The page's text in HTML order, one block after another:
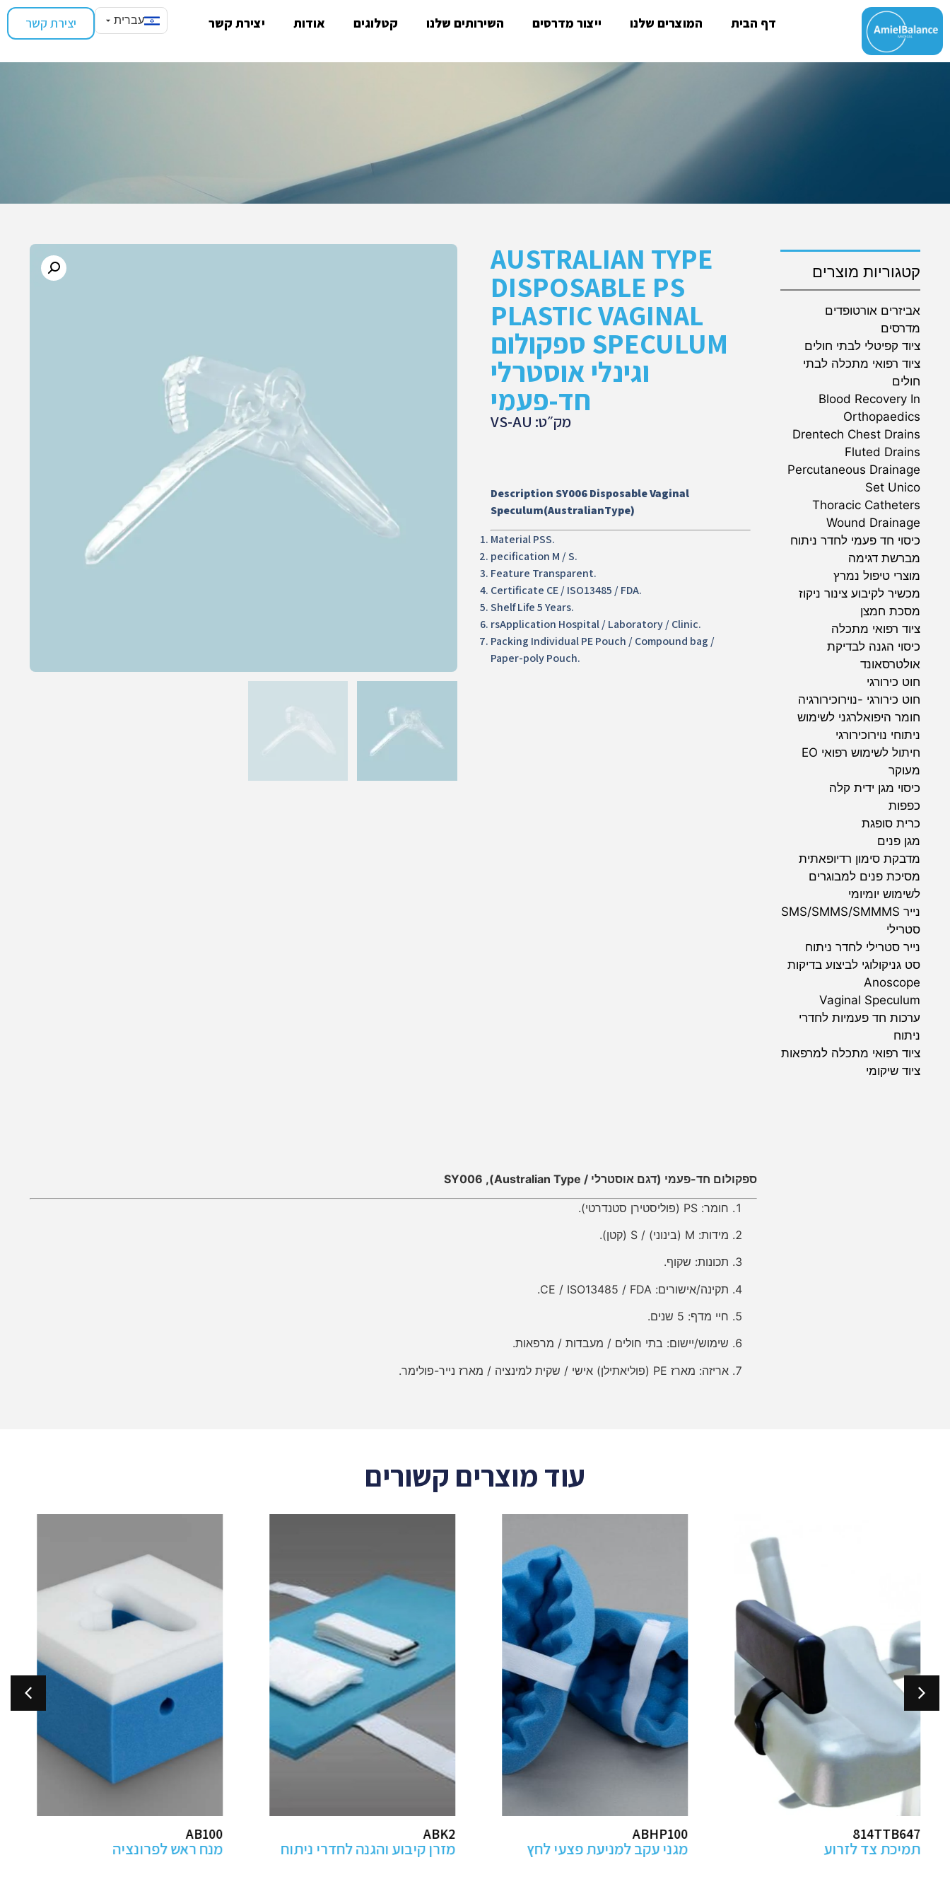
דף הבית המוצרים שלנו ייצור מדרסים השירותים שלנו קטלוגים אודות יצירת קשר יצירת קשר עברית
קטגוריות מוצרים
אביזרים אורטופדים
מדרסים
ציוד קפיטלי לבתי חולים
ציוד רפואי מתכלה לבתי
חולים
Blood Recovery In
Orthopaedics
Drentech Chest Drains
Fluted Drains
Percutaneous Drainage
Set Unico
Thoracic Catheters
Wound Drainage
כיסוי חד פעמי לחדר ניתוח
מברשת דגימה
מוצרי טיפול נמרץ
מכשיר לקיבוע צינור ניקוז
מסכת חמצן
ציוד רפואי מתכלה
כיסוי הגנה לבדיקת
אולטרסאונד
חוט כירורגי
חוט כירורגי -נוירוכירורגיה
חומר היפואלרגני לשימוש
ניתוחי נוירוכירורגי
חיתול לשימוש רפואי EO
מעוקר
כיסוי מגן ידית קלה
כפפות
כרית סופגת
מגן פנים
מדבקת סימון רדיופאתית
מסיכת פנים למבוגרים
לשימוש יומיומי
נייר SMS/SMMS/SMMMS
סטרילי
נייר סטרילי לחדר ניתוח
סט גניקולוגי לביצוע בדיקות
Anoscope
Vaginal Speculum
ערכות חד פעמיות לחדרי
ניתוח
ציוד רפואי מתכלה למרפאות
ציוד שיקומי
AUSTRALIAN TYPE
DISPOSABLE PS
PLASTIC VAGINAL
SPECULUM ספקולום
וגינלי אוסטרלי
חד-פעמי
מק״ט: VS-AU
Description SY006 Disposable Vaginal
Speculum(AustralianType)
Material PSS.
pecification M / S.
Feature Transparent.
Certificate CE / ISO13485 / FDA.
Shelf Life 5 Years.
rsApplication Hospital / Laboratory / Clinic.
Packing Individual PE Pouch / Compound bag /
Paper-poly Pouch.
ספקולום חד-פעמי (דגם אוסטרלי / Australian Type), SY006
חומר: PS (פוליסטירן סטנדרטי).
מידות: M (בינוני) / S (קטן).
תכונות: שקוף.
תקינה/אישורים: CE / ISO13485 / FDA.
חיי מדף: 5 שנים.
שימוש/יישום: בתי חולים / מעבדות / מרפאות.
אריזה: מארז PE (פוליאתילן) אישי / שקית למינציה / מארז נייר-פולימר.
עוד מוצרים קשורים
ABHP100
מגני עקב למניעת פצעי לחץ
ABK2
מזרן קיבוע והגנה לחדרי ניתוח
AB100
מנח ראש לפרונציה
מקבילים מתכווננים
לפיזיותרפיה- בהתאמה אישית